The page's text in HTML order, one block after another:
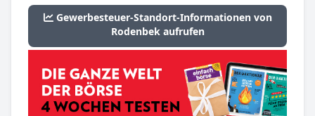
Gewerbesteuer-Standort-Informationen von
Rodenbek aufrufen